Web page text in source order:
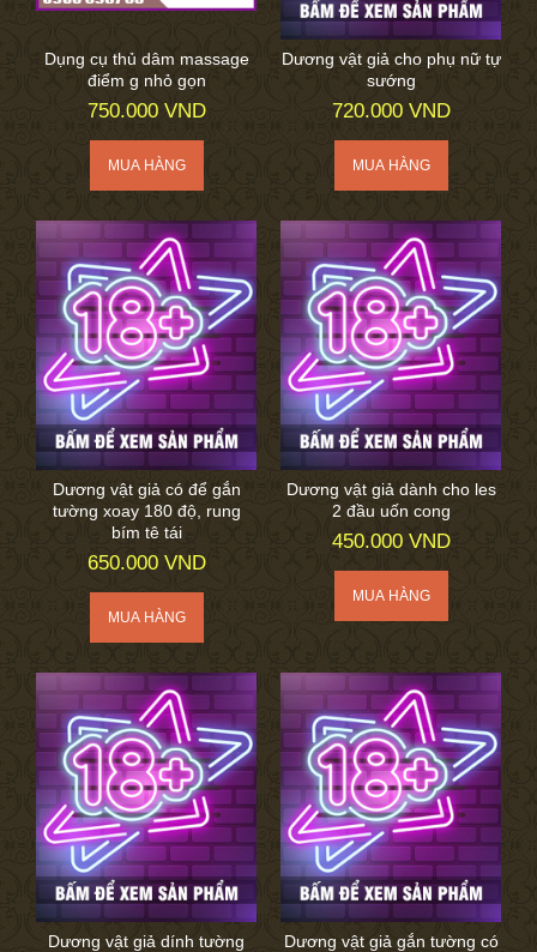
Dụng cụ thủ dâm massage
điểm g nhỏ gọn
750.000 VND
Dương vật giả cho phụ nữ tự
sướng
720.000 VND
Dương vật giả có để gắn
tường xoay 180 độ, rung
bím tê tái
650.000 VND
Dương vật giả dành cho les
2 đầu uốn cong
450.000 VND
Dương vật giả dính tường Dương vật giả gắn tường có